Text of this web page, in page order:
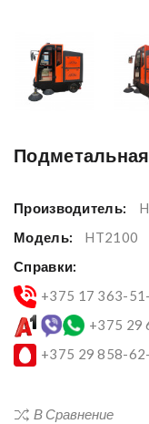
Производитель:
Модель:
HT2100
Справки:
+375 17 363-
+375 29
+375 29 858-
В Сравнение